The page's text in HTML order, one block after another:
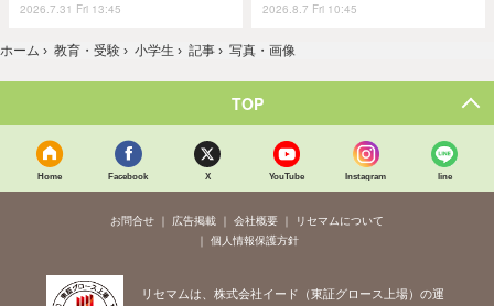
2026.7.31 Fri 13:45 2026.8.7 Fri 10:45
ホーム › 教育・受験 › 小学生 › 記事 › 写真・画像
TOP
Home Facebook X YouTube Instagram line
お問合せ 広告掲載 会社概要
リセマムについて
個人情報保護方針
リセマムは、株式会社イード（東証グロース上場）の運